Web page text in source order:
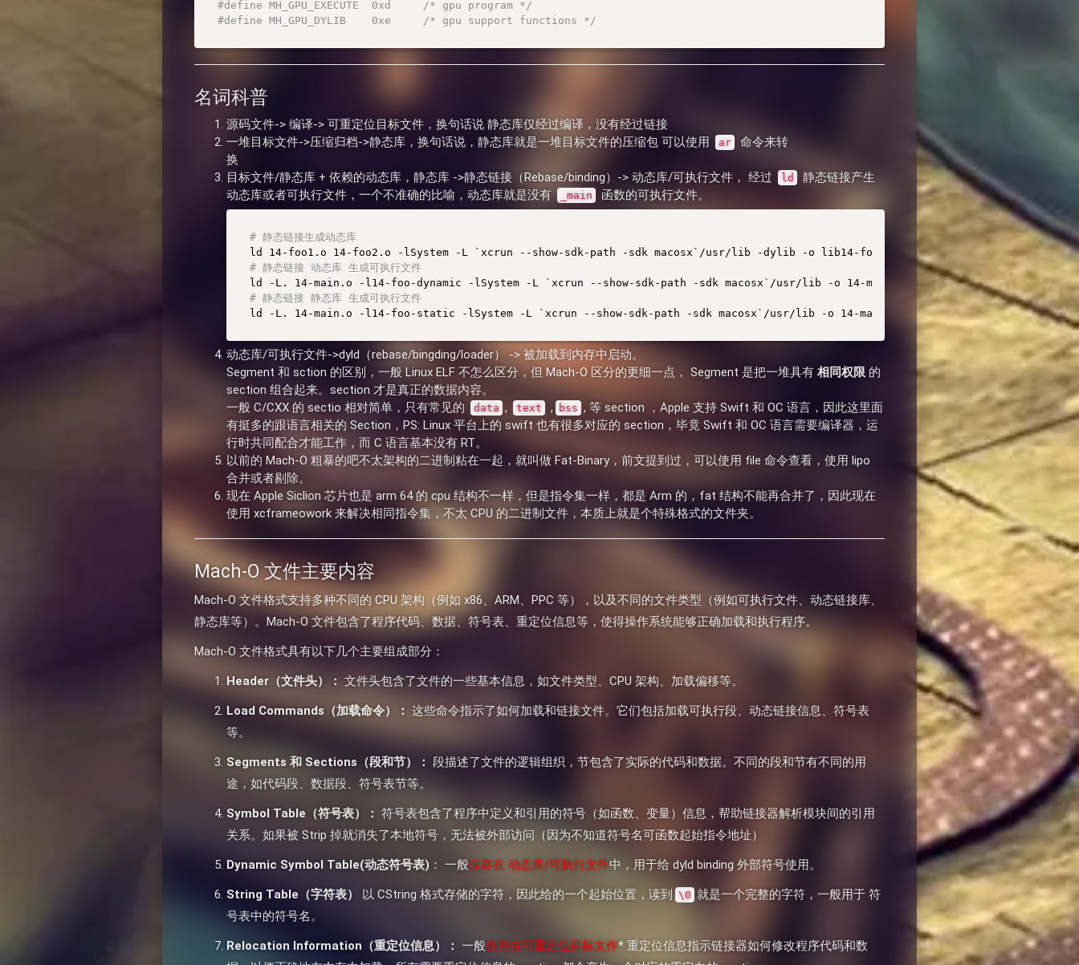
#define MH_GPU_EXECUTE  0xd     /* gpu program */
#define MH_GPU_DYLIB    0xe     /* gpu support functions */
名词科普
源码文件-> 编译-> 可重定位目标文件，换句话说 静态库仅经过编译，没有经过链接
一堆目标文件->压缩归档->静态库，换句话说，静态库就是一堆目标文件的压缩包 可以使用
ar
命令来转
换
目标文件/静态库 + 依赖的动态库，静态库 ->静态链接（Rebase/binding）-> 动态库/可执行文件， 经过
ld
静态链接产生
动态库或者可执行文件，一个不准确的比喻，动态库就是没有
_main 函数的可执行文件。
# 静态链接生成动态库
ld 14-foo1.o 14-foo2.o
-l
# 静态链接 动态库 生成可执行文件
ld -L. 14-main.o
-l 14-foo-dynamic -l
# 静态链接 静态库 生成可执行文件
ld -L. 14-main.o
-l 14-foo-static -l System -L `xcrun --show-sdk-path -sdk macosx`/usr/lib -o 14-main-static
动态库/可执行文件->dyld（rebase/bingding/loader） -> 被加载到内存中启动。
Segment 和 sction 的区别，一般 Linux ELF 不怎么区分，但 Mach-O 区分的更细一点， Segment 是把一堆具有 相同权限的
section 组合起来。section 才是真正的数据内容。
一般 C/CXX 的 sectio 相对简单，只有常见的
data , text , bss , 等 section ，Apple 支持 Swift 和 OC 语言，因此这里面
有挺多的跟语言相关的 Section，PS: Linux 平台上的 swift 也有很多对应的 section，毕竟 Swift 和 OC 语言需要编译器，运
行时共同配合才能工作，而 C 语言基本没有 RT。
以前的 Mach-O 粗暴的吧不太架构的二进制粘在一起，就叫做 Fat-Binary，前文提到过，可以使用 file 命令查看，使用 lipo
合并或者剔除。
现在 Apple Siclion 芯片也是 arm 64 的 cpu 结构不一样，但是指令集一样，都是 Arm 的，fat 结构不能再合并了，因此现在
使用 xcframeowork 来解决相同指令集，不太 CPU 的二进制文件，本质上就是个特殊格式的文件夹。
Mach-O 文件主要内容
Mach-O 文件格式支持多种不同的 CPU 架构（例如 x86、ARM、PPC 等），以及不同的文件类型（例如可执行文件、动态链接库、
静态库等）。Mach-O 文件包含了程序代码、数据、符号表、重定位信息等，使得操作系统能够正确加载和执行程序。
Mach-O 文件格式具有以下几个主要组成部分：
Header（文件头）： 文件头包含了文件的一些基本信息，如文件类型、CPU 架构、加载偏移等。
Load Commands（加载命令）： 这些命令指示了如何加载和链接文件。它们包括加载可执行段、动态链接信息、符号表
等。
Segments 和 Sections（段和节）： 段描述了文件的逻辑组织，节包含了实际的代码和数据。不同的段和节有不同的用
途，如代码段、数据段、符号表节等。
Symbol Table（符号表）： 符号表包含了程序中定义和引用的符号（如函数、变量）信息，帮助链接器解析模块间的引用
关系。如果被 Strip 掉就消失了本地符号，无法被外部访问（因为不知道符号名可函数起始指令地址）
Dynamic Symbol Table(动态符号表) ： 一般仅存在 动态库/可执行文件中，用于给 dyld binding 外部符号使用。
String Table（字符表） 以 CString 格式存储的字符，因此给的一个起始位置，读到 \0 就是一个完整的字符，一般用于 符
号表中的符号名。
Relocation Information（重定位信息）： 一般仅存在可重定位目标文件* 重定位信息指示链接器如何修改程序代码和数